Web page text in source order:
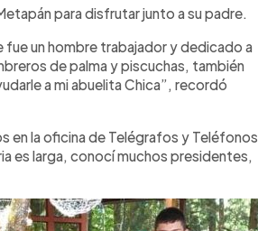
para disfrutar junto a su padre.
fue un hombre trabajador y dedicado a
de palma y piscuchas, también
a mi abuelita Chica”, recordó
en la oficina de Telégrafos y Teléfonos
es larga, conocí muchos presidentes,